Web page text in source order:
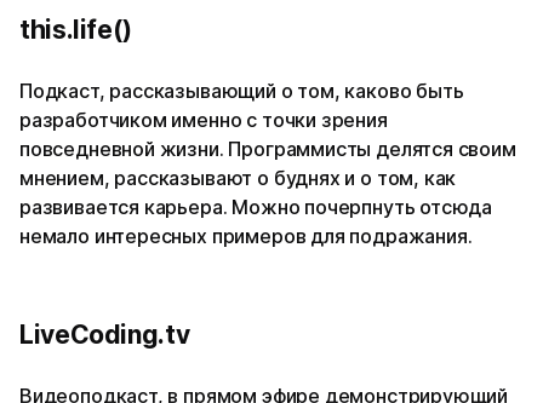
this.life()
Подкаст, рассказывающий о том, каково быть
разработчиком именно с точки зрения
повседневной жизни. Программисты делятся своим
мнением, рассказывают о буднях и о том, как
развивается карьера. Можно почерпнуть отсюда
немало интересных примеров для подражания.
LiveCoding.tv
Видеоподкаст, в прямом эфире демонстрирующий